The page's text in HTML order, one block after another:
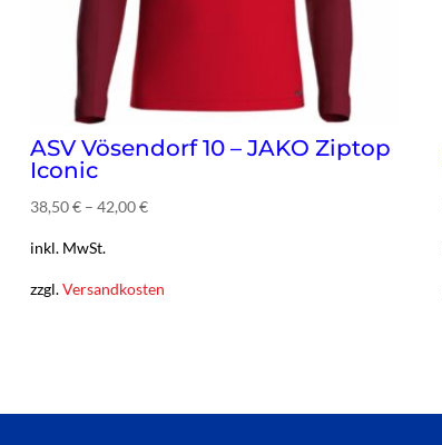
ASV Vösendorf 10 – JAKO Ziptop
Iconic
38,50€– 42,00€
inkl. MwSt.
zzgl.Versandkosten